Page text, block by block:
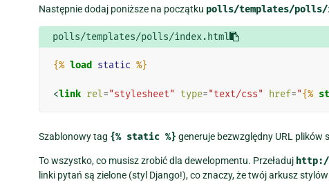
Następnie dodaj poniższe na początku polls/templates/polls/
polls/templates/polls/index.html
{% load static %}
<link rel="stylesheet" type="text/css" href="{%
Szablonowy tag {% static %} generuje bezwzględny URL plików
To wszystko, co musisz zrobić dla dewelopmentu. Przeładuj
linki pytań są zielone (styl Django!), co znaczy, że twój arkusz